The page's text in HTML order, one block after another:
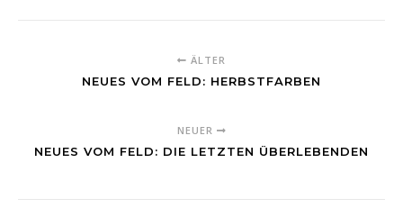
ÄLTER
NEUES VOM FELD: HERBSTFARBEN
NEUER
NEUES VOM FELD: DIE LETZTEN ÜBERLEBENDEN